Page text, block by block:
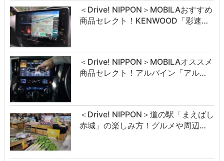
＜Drive! NIPPON＞MOBILAおすすめ
商品セレクト！KENWOOD「彩速…
＜Drive! NIPPON＞MOBILAオススメ
商品セレクト！アルパイン「アル…
＜Drive! NIPPON＞道の駅「まえばし
赤城」の楽しみ方！グルメや周辺…